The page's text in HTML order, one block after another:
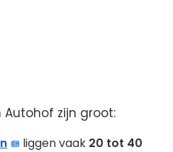
zijn groot:
liggen vaak 20 tot 40